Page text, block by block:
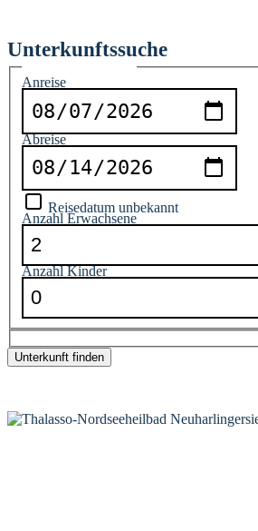
Unterkunftssuche
Anreise
Abreise
Reisedatum unbekannt
Anzahl Erwachsene
Anzahl Kinder